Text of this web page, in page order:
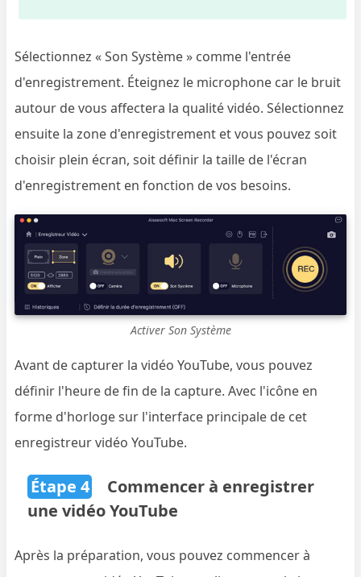
Sélectionnez « Son Système » comme l'entrée
d'enregistrement. Éteignez le microphone car le bruit
autour de vous affectera la qualité vidéo. Sélectionnez
ensuite la zone d'enregistrement et vous pouvez soit
choisir plein écran, soit définir la taille de l'écran
d'enregistrement en fonction de vos besoins.
Activer Son Système
Avant de capturer la vidéo YouTube, vous pouvez
définir l'heure de fin de la capture. Avec l'icône en
forme d'horloge sur l'interface principale de cet
enregistreur vidéo YouTube.
Étape 4
Commencer à enregistrer
une vidéo YouTube
Après la préparation, vous pouvez commencer à